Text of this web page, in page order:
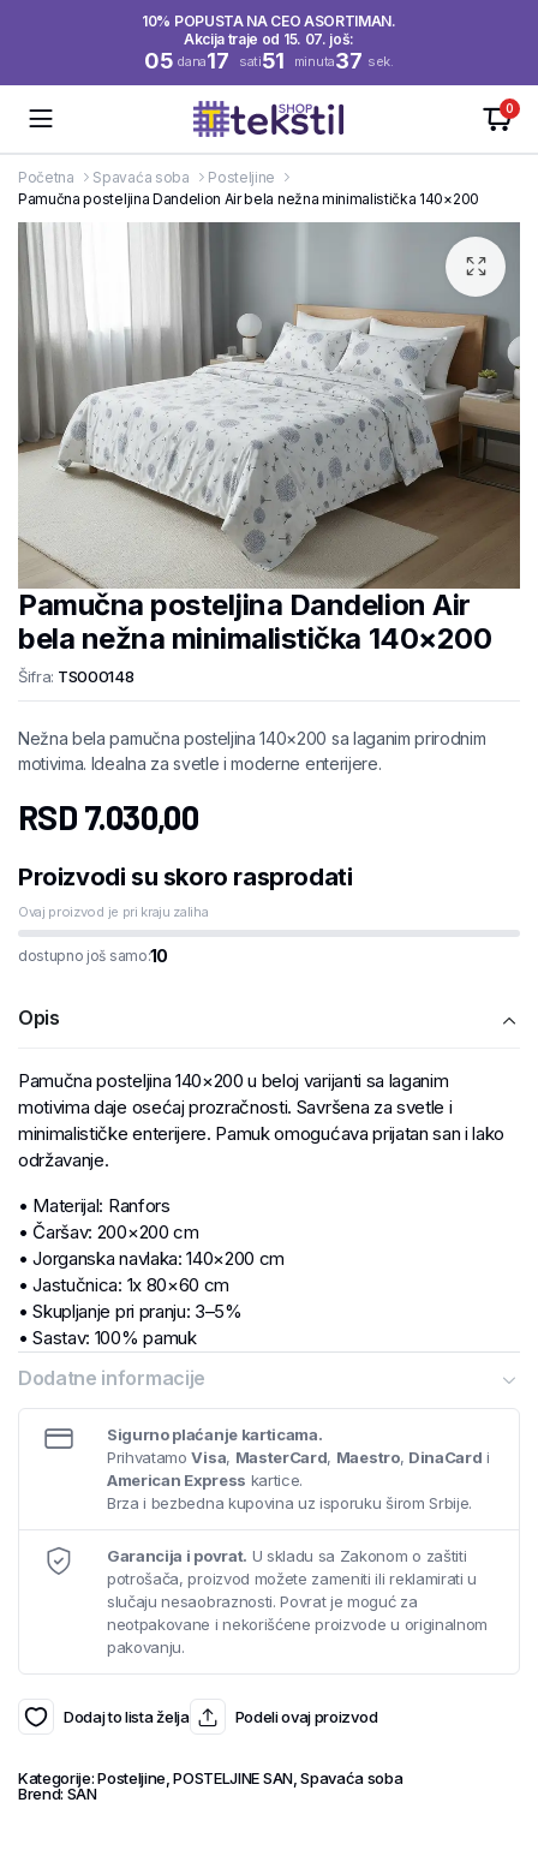
10% POPUSTA NA CEO ASORTIMAN.
Akcija traje od 15. 07. još:
05 dana17 sati51 minuta37 sek.
0
Početna Spavaća soba
Posteljine
Pamučna posteljina Dandelion Air bela nežna minimalistička 140×200
Pamučna posteljina Dandelion Air
bela nežna minimalistička 140×200
Šifra: TS000148
Nežna bela pamučna posteljina 140×200 sa laganim prirodnim
motivima. Idealna za svetle i moderne enterijere.
RSD 7.030,00
Proizvodi su skoro rasprodati
Ovaj proizvod je pri kraju zaliha
dostupno još samo:10
Opis
Pamučna posteljina 140×200 u beloj varijanti sa laganim
motivima daje osećaj prozračnosti. Savršena za svetle i
minimalističke enterijere. Pamuk omogućava prijatan san i lako
održavanje.
• Materijal: Ranfors
• Čaršav: 200×200 cm
• Jorganska navlaka: 140×200 cm
• Jastučnica: 1x 80×60 cm
• Skupljanje pri pranju: 3–5%
• Sastav: 100% pamuk
• Gramatura: 125 g/m²
Dodatne informacije
Sigurno plaćanje karticama.
PrihvatamoVisa, MasterCard, Maestro, DinaCard i
American Express kartice.
Brza i bezbedna kupovina uz isporuku širom Srbije.
Garancija i povrat. U skladu sa Zakonom o zaštiti
potrošača, proizvod možete zameniti ili reklamirati u
slučaju nesaobraznosti. Povrat je moguć za
neotpakovane i nekorišćene proizvode u originalnom
pakovanju.
Dodaj to lista želja Podeli ovaj proizvod
Kategorije:Posteljine ,POSTELJINE SAN,Spavaća soba
Brend: SAN